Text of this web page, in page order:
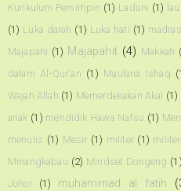
Kurikulum Pemimpin (1) Laduni (1)
(1) Luka darah (1) Luka hati (1)
Majapahi (1) Majapahit (4) Makkah
dalam Al-Qur'an (1) Maulana Ishaq
Wajah Allah (1) Memerdekakan Akal (1)
anak (1) mendidik Hawa Nafsu (1)
menulis (1) Mesir (1) militer (1)
Minangkabau (2) Mindset Dongeng (1)
Johor
(1) muhammad al fatih